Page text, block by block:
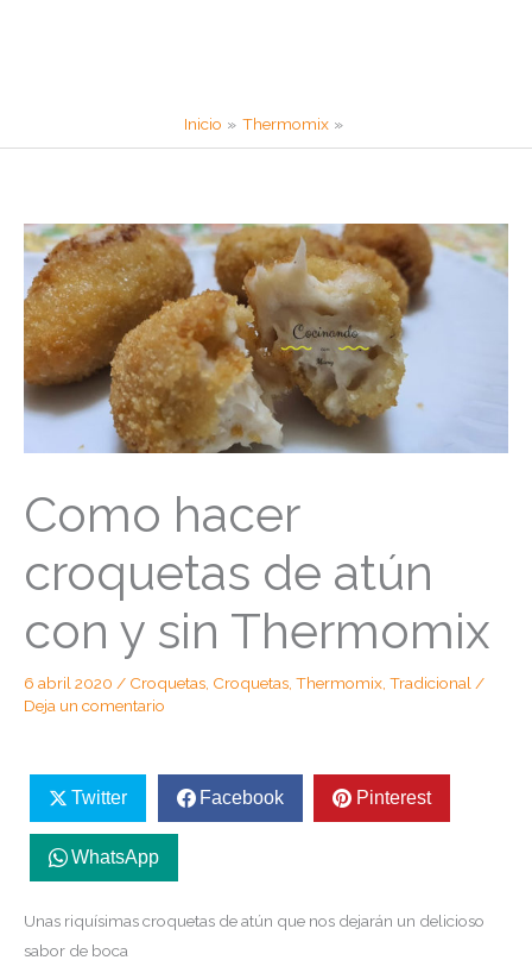
Inicio Thermomix
Como hacer
croquetas de atún
con y sin Thermomix
6 abril 2020 / Croquetas, Croquetas, Thermomix, Tradicional/
Deja un comentario
Twitter Facebook Pinterest
WhatsApp
Unas riquísimas croquetas de atún que nos dejarán un delicioso
sabor de boca